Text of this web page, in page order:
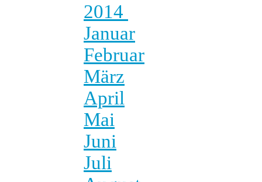
2014
Januar
Februar
März
April
Mai
Juni
Juli